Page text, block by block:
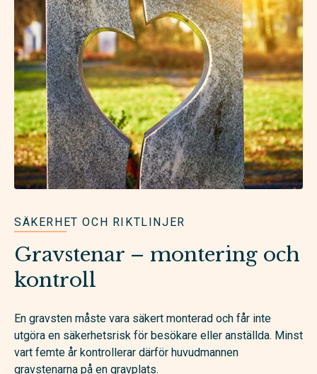
SÄKERHET OCH RIKTLINJER
Gravstenar – montering och
kontroll
En gravsten måste vara säkert monterad och får inte
utgöra en säkerhetsrisk för besökare eller anställda. Minst
vart femte år kontrollerar därför huvudmannen
gravstenarna på en gravplats.